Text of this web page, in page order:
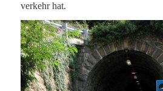
verkehr hat.